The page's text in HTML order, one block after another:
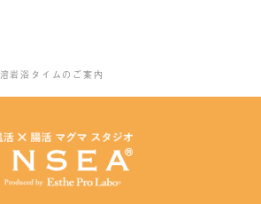
溶岩浴タイムのご案内